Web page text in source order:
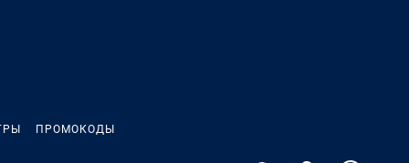
ПРОМОКОДЫ